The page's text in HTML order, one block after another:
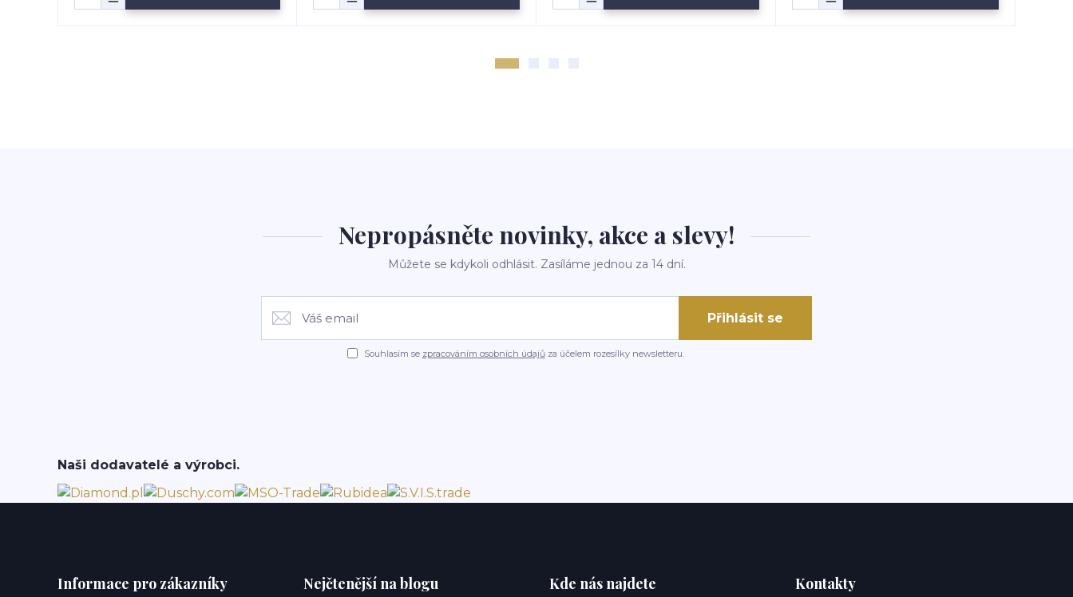
Nepropásněte novinky, akce a slevy!
Můžete se kdykoli odhlásit. Zasíláme jednou za 14 dní.
Přihlásit se
Souhlasím se zpracováním osobních údajůza účelem rozesílky newsletteru.
Naši dodavatelé a výrobci.
Informace pro zákazníky Nejčtenější na blogu Kde nás najdete Kontakty